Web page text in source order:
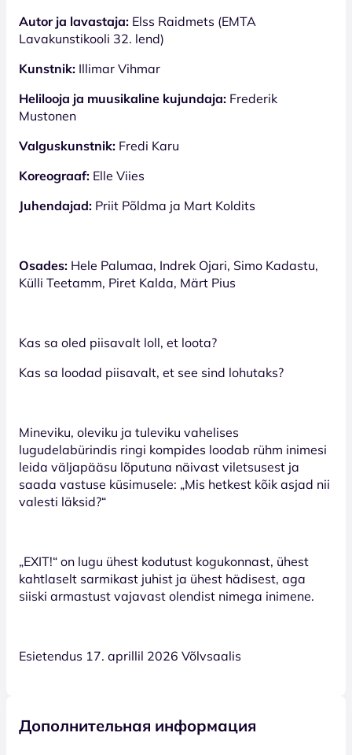
Autor ja lavastaja: Elss Raidmets (EMTA
Lavakunstikooli 32. lend)
Kunstnik: Illimar Vihmar
Helilooja ja muusikaline kujundaja: Frederik
Mustonen
Valguskunstnik: Fredi Karu
Koreograaf: Elle Viies
Juhendajad: Priit Põldma ja Mart Koldits
Osades: Hele Palumaa, Indrek Ojari, Simo Kadastu,
Külli Teetamm, Piret Kalda, Märt Pius
Kas sa oled piisavalt loll, et loota?
Kas sa loodad piisavalt, et see sind lohutaks?
Mineviku, oleviku ja tuleviku vahelises
lugudelabürindis ringi kompides loodab rühm inimesi
leida väljapääsu lõputuna näivast viletsusest ja
saada vastuse küsimusele: „Mis hetkest kõik asjad nii
valesti läksid?“
„EXIT!“ on lugu ühest kodutust kogukonnast, ühest
kahtlaselt sarmikast juhist ja ühest hädisest, aga
siiski armastust vajavast olendist nimega inimene.
Esietendus 17. aprillil 2026 Võlvsaalis
Дополнительная информация